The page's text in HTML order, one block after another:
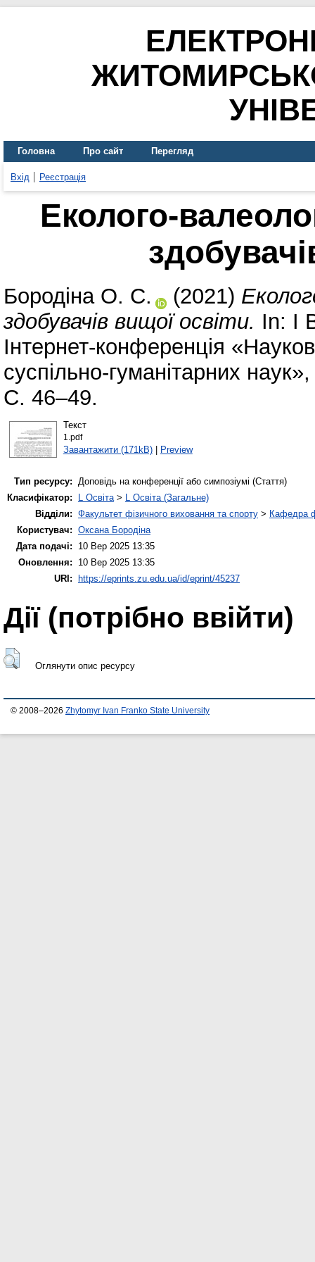
Головна Про сайт Перегляд
Вхід Реєстрація
Еколого-
Бородіна О. С. (2021)
здобувачів вищої освіти. In: І
Інтернет-конференція
суспільно-гуманітарних
С. 46–49.
Текст
1.pdf
Завантажити (171kB)| Preview
Тип ресурсу: Доповідь на конференції або симпозіумі (Стаття)
Класифікатор:
L Освіта> L Освіта (Загальне)
Відділи: Факультет фізичного виховання та спорту > Кафедра
Користувач: Оксана Бородіна
Дата подачі:
10 Вер 2025 13:35
Оновлення:
10 Вер 2025 13:35
URI:
https://eprints.zu.edu.ua/id/eprint/45237
Дії ​​(потрібно ввійти)
Оглянути опис ресурсу
© 2008–2026 Zhytomyr Ivan Franko State University